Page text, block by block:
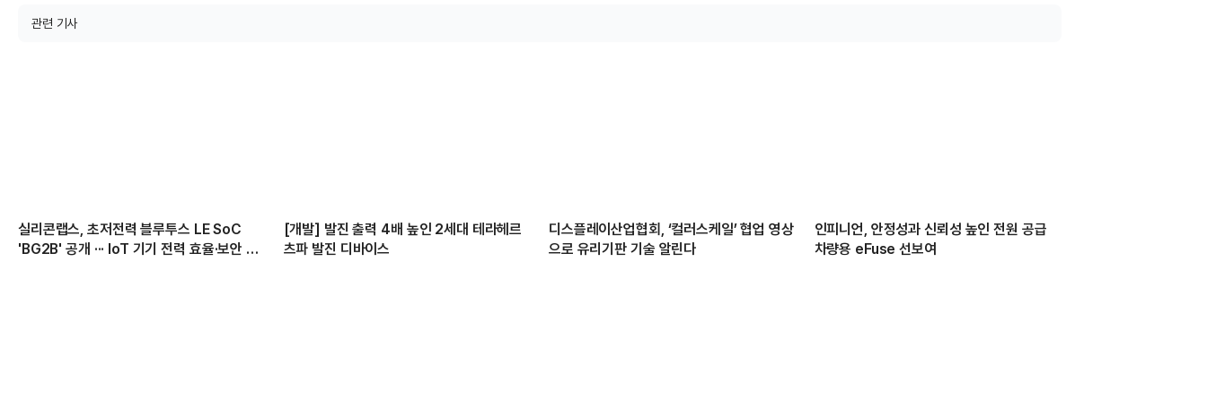
관련 기사
실리콘랩스, 초저전력 블루투스 LE SoC
'BG2B' 공개 ··· IoT 기기 전력 효율·보안 강
[개발] 발진 출력 4배 높인 2세대 테라헤르
츠파 발진 디바이스
디스플레이산업협회, ‘컬러스케일’ 협업 영상
으로 유리기판 기술 알린다
인피니언, 안정성과 신뢰성 높인 전원 공급
차량용 eFuse 선보여